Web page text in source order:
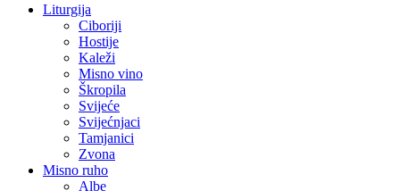
Liturgija
Ciboriji
Hostije
Kaleži
Misno vino
Škropila
Svijeće
Svijećnjaci
Tamjanici
Zvona
Misno ruho
Albe